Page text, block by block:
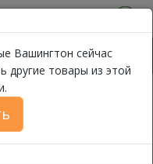
Апельсины
Вашингтон сейчас
другие товары из этой
Вашингтон ~